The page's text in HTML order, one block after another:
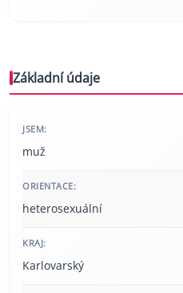
Základní údaje
JSEM:
muž
ORIENTACE:
heterosexuální
KRAJ:
Karlovarský